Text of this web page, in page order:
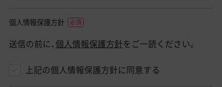
個人情報保護方針
送信の前に、 個人情報保護方針をご一読ください。
上記の個人情報保護方針に同意する